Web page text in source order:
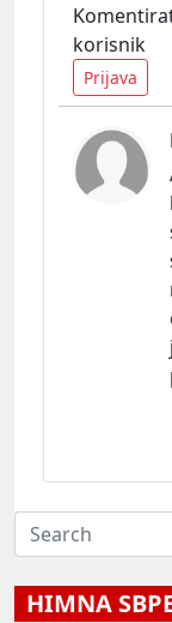
korisnik
Prijava
HIMNA